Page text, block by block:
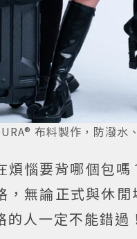
布料製作，防潑
煩惱要背哪個包
，無論正式與休
的人一定不能錯過